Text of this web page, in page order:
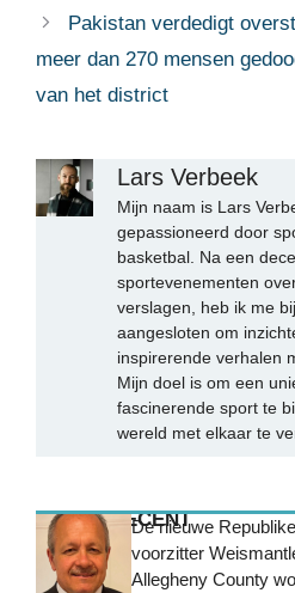
Pakistan verdedigt
meer dan 270 mensen
van het district
Lars Verbeek
Mijn naam is Lars
gepassioneerd door
basketbal. Na een
sportevenementen
verslagen, heb ik me
aangesloten om
inspirerende verhalen
Mijn doel is om een
fascinerende sport te
wereld met elkaar te
MEEST RECENT
De nieuwe
voorzitter
Allegheny County